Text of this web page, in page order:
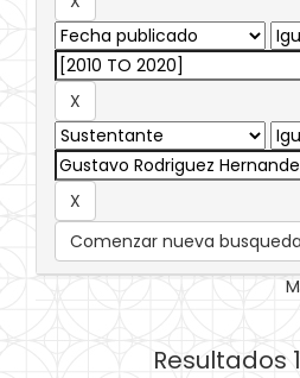
Comenzar nueva busqueda
Resultados